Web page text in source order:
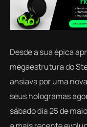
Desde a sua épica
megaestrutura do
ansiava por uma
seus hologramas
sábado dia 25 de